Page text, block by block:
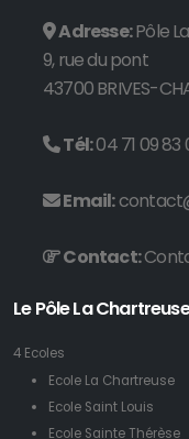
Adresse:Pôle
9, rue du pont
43700 BRIVES-
Tél:04 71 09 83
Email:
Contact:
Le Pôle La
4 Ecoles
Ecole La Chartreuse
Ecole Saint Louis
Ecole Sainte Thérèse